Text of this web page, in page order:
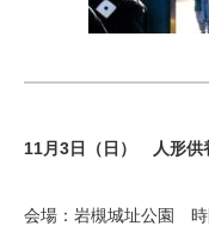
11月3日（日） 人形供
会場：岩槻城址公園